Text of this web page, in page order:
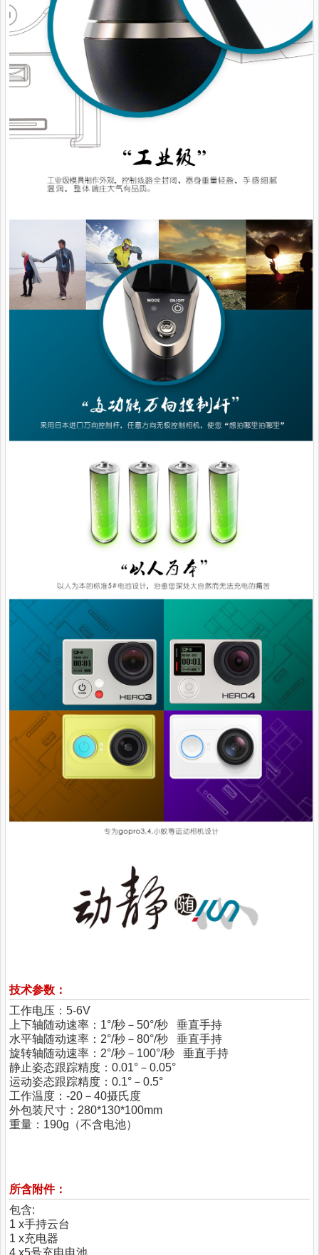
技术参数：
工作电压：5-6V
上下轴随动速率：1°/秒－50°/秒 垂直手持
水平轴随动速率：2°/秒－80°/秒 垂直手持
旋转轴随动速率：2°/秒－100°/秒 垂直手持
静止姿态跟踪精度：0.01°－0.05°
运动姿态跟踪精度：0.1°－0.5°
工作温度：-20－40摄氏度
外包装尺寸：280*130*100mm
重量：190g（不含电池）
所含附件：
包含:
1 x手持云台
1 x充电器